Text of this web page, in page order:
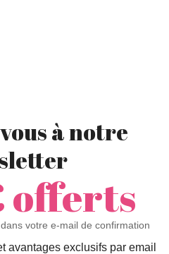
à notre
offerts
votre e-mail de confirmation
avantages exclusifs par email